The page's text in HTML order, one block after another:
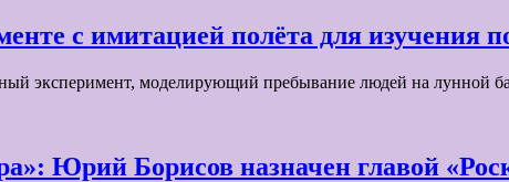
с имитацией полёта для изучения
эксперимент, моделирующий пребывание людей на лунной
Юрий Борисов назначен главой